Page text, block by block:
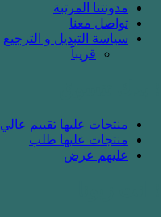
مدونتنا المرتبة
تواصل معنا
سياسة التبديل و الترجيع
قريباََ
منتجات عليها تقييم عالي
منتجات عليها طلب
عليهم عرض